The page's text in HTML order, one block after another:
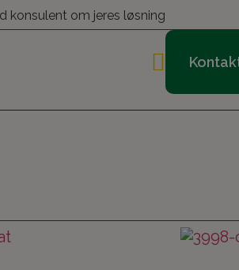
konsulent om jeres løsning